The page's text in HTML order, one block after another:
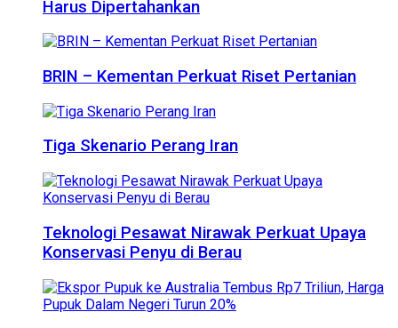
Harus Dipertahankan
BRIN – Kementan Perkuat Riset Pertanian
Tiga Skenario Perang Iran
Teknologi Pesawat Nirawak Perkuat Upaya
Konservasi Penyu di Berau